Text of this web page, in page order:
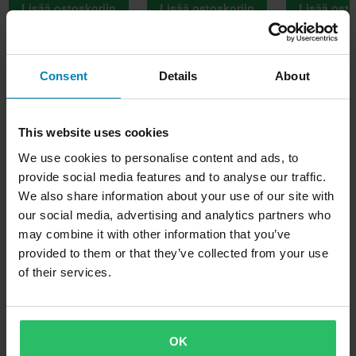
Consent Details About
This website uses cookies
We use cookies to personalise content and ads, to
provide social media features and to analyse our traffic.
We also share information about your use of our site with
our social media, advertising and analytics partners who
may combine it with other information that you’ve
provided to them or that they’ve collected from your use
of their services.
OK
Lisää ostoskoriin Lisää ostoskoriin Lisää
Kuvaus
moottoriöljy todella tarjoaa tinkimätöntä suorituskykyä?
Castrol POWER1 ULTIMATE on kehitetty täyssynteettisellä
teknologialla tarjoamaan huippuluokan suorituskykyä viidellä
kriittisellä osa-alueella.
Castrol POWER1 ULTIMATE:n 5-in-1-kaava takaa huippuluokan
suorituskyvyn ja kiihtyvyyden.
Täyssynteettinen 4-tahtimoottoripyöräöljy
Merkki
Castrol
Öljyn tyyppi
Synteettinen
Paketin mitat
125 x 265 x 270 mm
Asiakkaiden arvostelut(3)
Toimitus ja palautus
Nopeat toimitukset
Toimitamme päivittäin tilauksia kaikkialle Pohjoismaissa.
Kysymyksiä tuotteesta (Kysy jotain)
Tuotemerkistä
Castrol perustettiin vuonna 1899, ja sitä pidetään markkinoiden